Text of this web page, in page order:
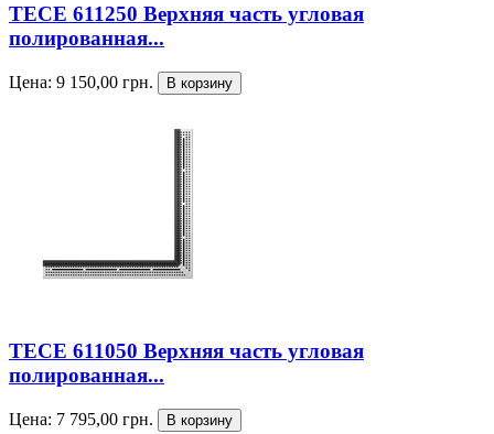
TECE 611250 Верхняя часть угловая
полированная...
Цена: 9 150,00 грн.
TECE 611050 Верхняя часть угловая
полированная...
Цена: 7 795,00 грн.